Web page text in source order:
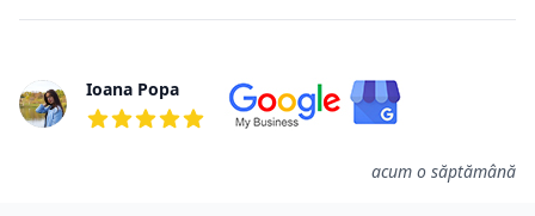
Ioana Popa
acum o săptămână